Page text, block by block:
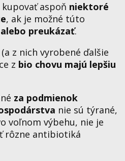
aspoň niektoré
, ak je možné túto
preukázať.
(a z nich vyrobené ďalšie
z bio chovu majú lepšiu
za podmienok
nie sú týrané,
voľnom výbehu, nie je
rôzne antibiotiká